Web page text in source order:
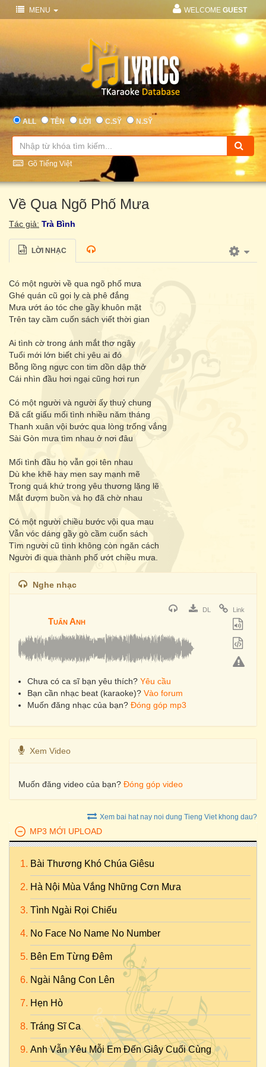
MENU WELCOME GUEST
ALL TÊN LỜI C.SỸ N.SỸ
Gõ Tiếng Việt
Về Qua Ngõ Phố Mưa
Tác giả: Trà Bình
LỜI NHẠC
Có một người về qua ngõ phố mưa
Ghé quán cũ gọi ly cà phê đắng
Mưa ướt áo tóc che gầy khuôn mặt
Trên tay cầm cuốn sách viết thời gian
Ai tình cờ trong ánh mắt thơ ngây
Tuổi mới lớn biết chi yêu ai đó
Bỗng lồng ngực con tim dồn dập thở
Cái nhìn đầu hơi ngại cũng hơi run
Có một người và người ấy thuỷ chung
Đã cất giấu mối tình nhiều năm tháng
Thanh xuân vội bước qua lòng trống vắng
Sài Gòn mưa tìm nhau ở nơi đâu
Mối tình đầu họ vẫn gọi tên nhau
Dù khe khẽ hay men say mạnh mẽ
Trong quá khứ trong yêu thương lặng lẽ
Mắt đượm buồn và họ đã chờ nhau
Có một người chiều bước vội qua mau
Vẫn vóc dáng gầy gò cầm cuốn sách
Tìm người cũ tình không còn ngăn cách
Người đi qua thành phố ướt chiều mưa.
Nghe nhạc
DL Link
Tuấn Anh
Chưa có ca sĩ bạn yêu thích? Yêu cầu
Bạn cần nhạc beat (karaoke)? Vào forum
Muốn đăng nhạc của bạn? Đóng góp mp3
Xem Video
Muốn đăng video của bạn? Đóng góp video
Xem bai hat nay noi dung Tieng Viet khong dau?
MP3 MỚI UPLOAD
Bài Thương Khó Chúa Giêsu
Hà Nội Mùa Vắng Những Cơn Mưa
Tình Ngài Rọi Chiếu
No Face No Name No Number
Bên Em Từng Đêm
Ngài Nâng Con Lên
Hẹn Hò
Tráng Sĩ Ca
Anh Vẫn Yêu Mỗi Em Đến Giây Cuối Cùng